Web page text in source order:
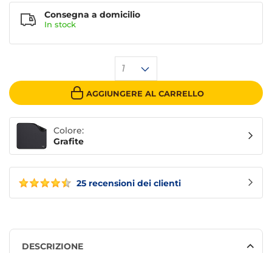
25 recensioni dei clienti
1
AGGIUNGERE AL CARRELLO
Consegna a domicilio
In stock
Colore:
Grafite
DESCRIZIONE